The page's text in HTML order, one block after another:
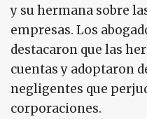
y su hermana sobre
empresas. Los
destacaron que las
cuentas y adoptaron
negligentes que
corporaciones.